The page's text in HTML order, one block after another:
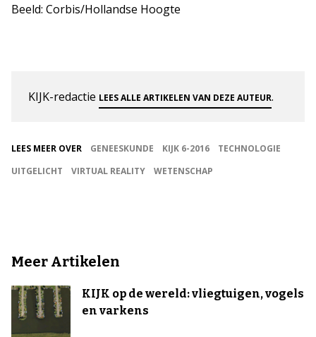
Beeld: Corbis/Hollandse Hoogte
KIJK-redactie LEES ALLE ARTIKELEN VAN DEZE AUTEUR.
LEES MEER OVER GENEESKUNDE KIJK 6-2016
TECHNOLOGIE
UITGELICHT
VIRTUAL REALITY WETENSCHAP
Meer Artikelen
KIJK op de wereld: vliegtuigen, vogels
en varkens